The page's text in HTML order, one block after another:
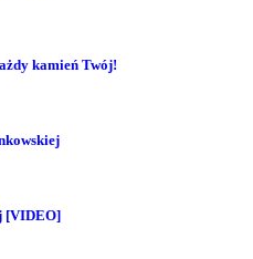
kamień Twój!
[VIDEO]